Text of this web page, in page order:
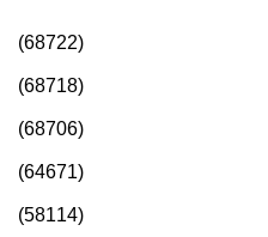
(68722)
(68718)
(68706)
(64671)
(58114)